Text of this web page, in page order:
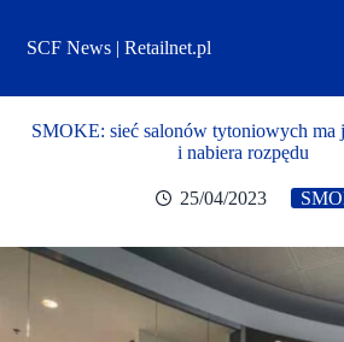
treściSCF News | Retailnet.pl
SMOKE: sieć salonów tytoniowych ma
i nabiera rozpędu
25/04/2023